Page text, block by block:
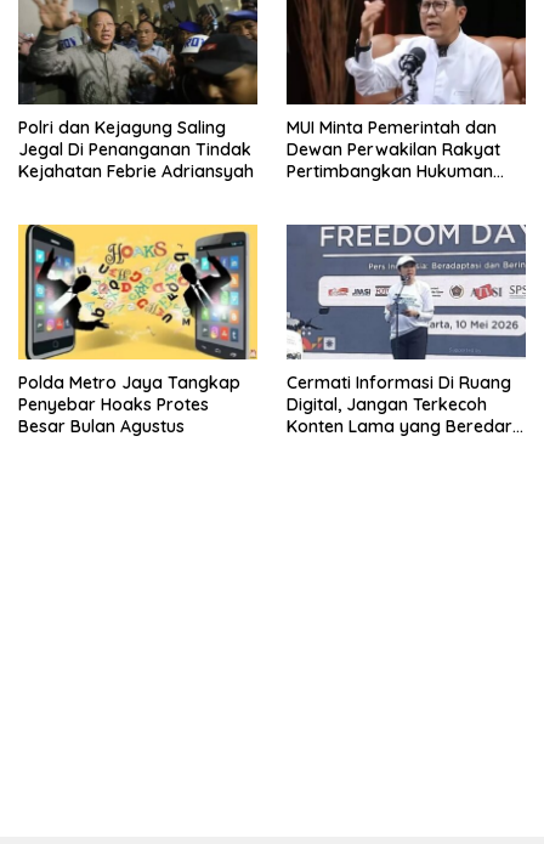
Polri dan Kejagung Saling
Jegal Di Penanganan Tindak
Kejahatan Febrie Adriansyah
MUI Minta Pemerintah dan
Dewan Perwakilan Rakyat
Pertimbangkan Hukuman
Polda Metro Jaya Tangkap
Penyebar Hoaks Protes
Besar Bulan Agustus
Cermati Informasi Di Ruang
Digital, Jangan Terkecoh
Konten Lama yang Beredar